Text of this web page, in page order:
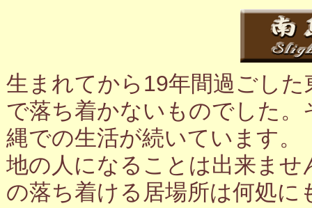
生まれてから19年間過ごし
で落ち着かないものでした
縄での生活が続いています
地の人になることは出来ま
の落ち着ける居場所は何処